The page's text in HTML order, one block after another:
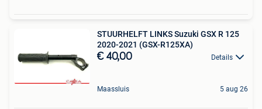
STUURHELFT LINKS Suzuki GSX R 125
2020-2021 (GSX-R125XA)
€ 40,00 Details
Maassluis 5 aug 26